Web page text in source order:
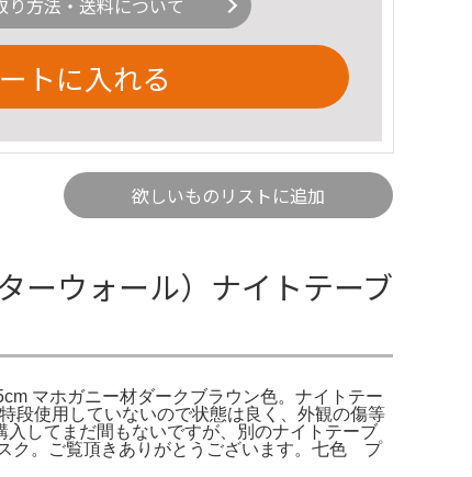
り方法・送料について
トに入れる
欲しいものリストに追加
ーウォール）ナイトテーブ
マホガニー材ダークブラウン色。ナイトテー
段使用していないので状態は良く、外観の傷等
してまだ間もないですが、別のナイトテーブ
ク。ご覧頂きありがとうございます。七色 プ